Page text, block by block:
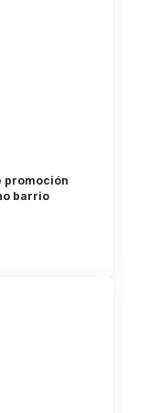
promoción
barrio